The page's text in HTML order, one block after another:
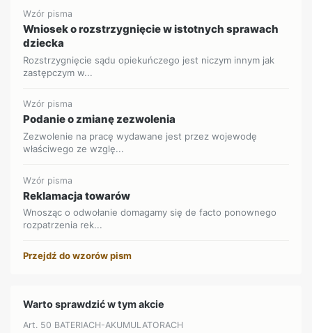
Wzór pisma
Wniosek o rozstrzygnięcie w istotnych sprawach
dziecka
Rozstrzygnięcie sądu opiekuńczego jest niczym innym jak
zastępczym w...
Wzór pisma
Podanie o zmianę zezwolenia
Zezwolenie na pracę wydawane jest przez wojewodę
właściwego ze wzglę...
Wzór pisma
Reklamacja towarów
Wnosząc o odwołanie domagamy się de facto ponownego
rozpatrzenia rek...
Przejdź do wzorów pism
Warto sprawdzić w tym akcie
Art. 50 BATERIACH-AKUMULATORACH